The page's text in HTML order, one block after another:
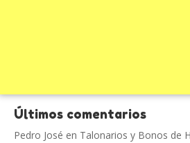
Últimos comentarios
Pedro José en Talonarios y Bonos de